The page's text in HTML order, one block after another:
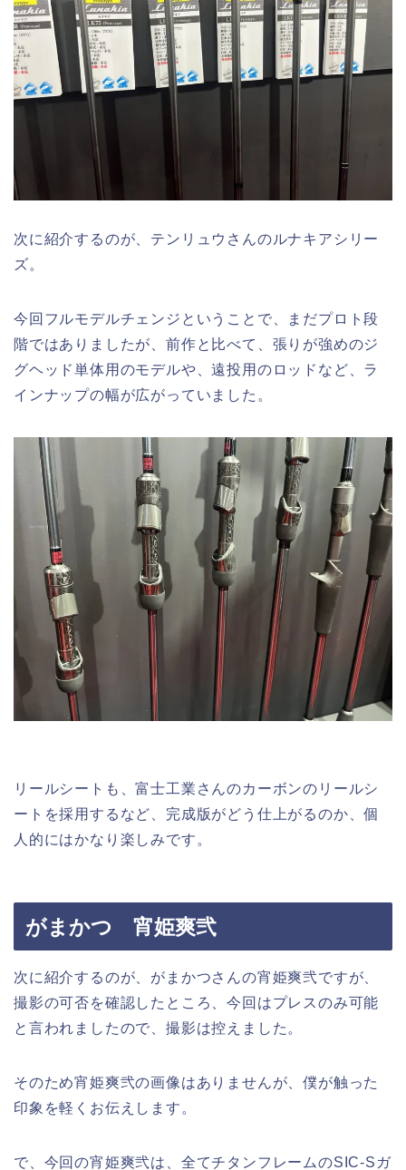
次に紹介するのが、テンリュウさんのルナキアシリー
ズ。
今回フルモデルチェンジということで、まだプロト段
階ではありましたが、前作と比べて、張りが強めのジ
グヘッド単体用のモデルや、遠投用のロッドなど、ラ
インナップの幅が広がっていました。
リールシートも、富士工業さんのカーボンのリールシ
ートを採用するなど、完成版がどう仕上がるのか、個
人的にはかなり楽しみです。
がまかつ 宵姫爽弐
次に紹介するのが、がまかつさんの宵姫爽弐ですが、
撮影の可否を確認したところ、今回はプレスのみ可能
と言われましたので、撮影は控えました。
そのため宵姫爽弐の画像はありませんが、僕が触った
印象を軽くお伝えします。
で、今回の宵姫爽弐は、全てチタンフレームのSIC-Sガ